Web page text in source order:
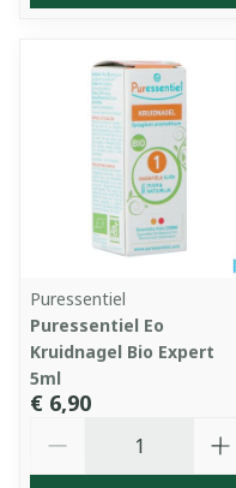
Puressentiel
Puressentiel Eo
Kruidnagel Bio Expert
5ml
€ 6,90